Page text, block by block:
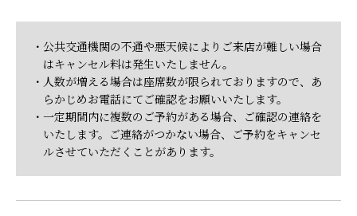
・公共交通機関の不通や悪天候によりご来店が難しい場合
はキャンセル料は発生いたしません。
・人数が増える場合は座席数が限られておりますので、あ
らかじめお電話にてご確認をお願いいたします。
・一定期間内に複数のご予約がある場合、ご確認の連絡を
いたします。ご連絡がつかない場合、ご予約をキャンセ
ルさせていただくことがあります。